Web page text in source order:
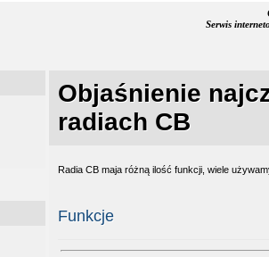
Serwis
Objaśnienie
radiach CB
Radia CB maja różną ilość funkcji, wiele
Funkcje